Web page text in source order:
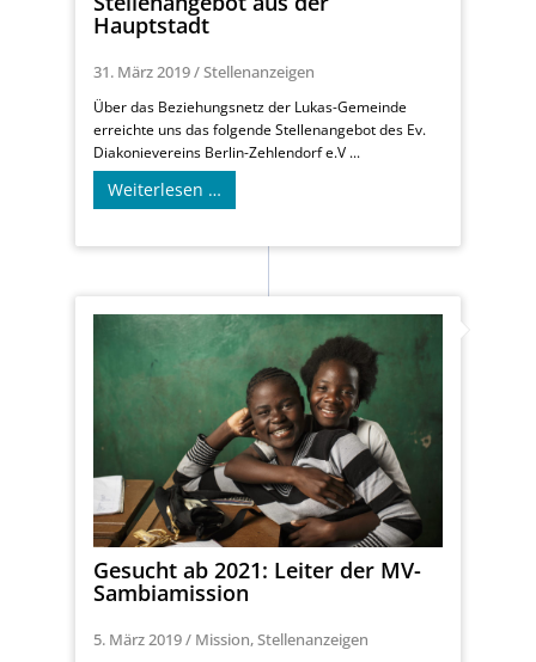
Hauptstadt
31. März 2019/Stellenanzeigen
Über das Beziehungsnetz der Lukas-Gemeinde
erreichte uns das folgende Stellenangebot des Ev.
Diakonievereins Berlin-Zehlendorf e.V ...
Weiterlesen …
Gesucht ab 2021: Leiter der MV-
Sambiamission
5. März 2019/ Mission,Stellenanzeigen